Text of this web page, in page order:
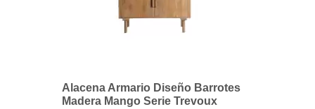
Alacena Armario Diseño Barrotes
Madera Mango Serie Trevoux